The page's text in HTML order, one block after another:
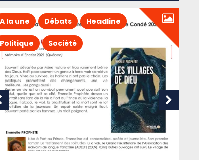
A la une Débats Headline
Politique Société